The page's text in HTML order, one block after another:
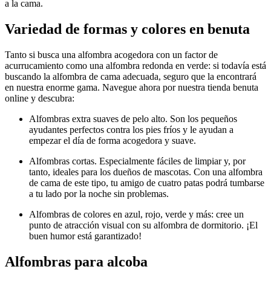
a la cama.
Variedad de formas y colores en benuta
Tanto si busca una alfombra acogedora con un factor de
acurrucamiento como una alfombra redonda en verde: si todavía está
buscando la alfombra de cama adecuada, seguro que la encontrará
en nuestra enorme gama. Navegue ahora por nuestra tienda benuta
online y descubra:
Alfombras extra suaves de pelo alto. Son los pequeños
ayudantes perfectos contra los pies fríos y le ayudan a
empezar el día de forma acogedora y suave.
Alfombras cortas. Especialmente fáciles de limpiar y, por
tanto, ideales para los dueños de mascotas. Con una alfombra
de cama de este tipo, tu amigo de cuatro patas podrá tumbarse
a tu lado por la noche sin problemas.
Alfombras de colores en azul, rojo, verde y más: cree un
punto de atracción visual con su alfombra de dormitorio. ¡El
buen humor está garantizado!
Alfombras para alcoba